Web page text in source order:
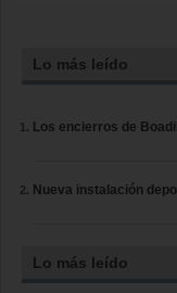
Lo más leído
Los encierros de
Nueva instalación
Lo más leído